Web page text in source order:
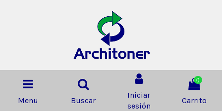
Menu Buscar
Iniciar
sesión
0
Carrito